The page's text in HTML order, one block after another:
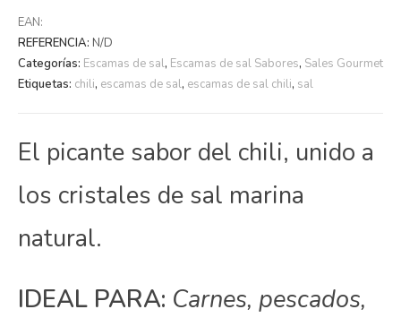
EAN:
REFERENCIA: N/D
Categorías: Escamas de sal, Escamas de sal Sabores, Sales Gourmet
Etiquetas: chili, escamas de sal, escamas de sal chili, sal
El picante sabor del chili, unido a
los cristales de sal marina
natural.
IDEAL PARA: Carnes, pescados,